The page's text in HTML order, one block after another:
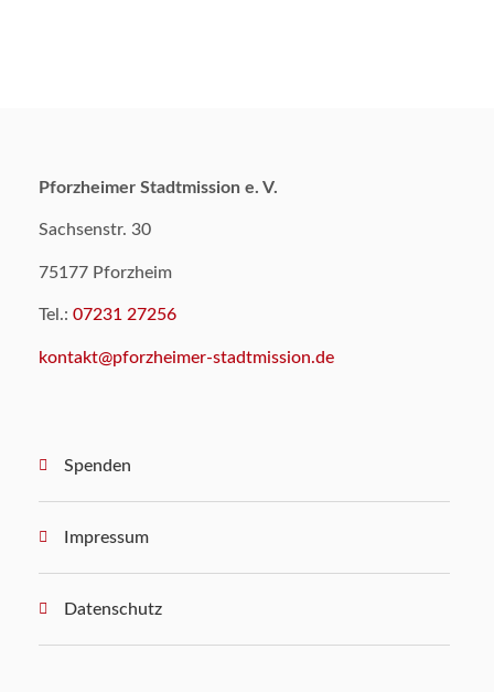
Pforzheimer Stadtmission e. V.
Sachsenstr. 30
75177 Pforzheim
Tel.: 07231 27256
kontakt@pforzheimer-stadtmission.de
Spenden
Impressum
Datenschutz